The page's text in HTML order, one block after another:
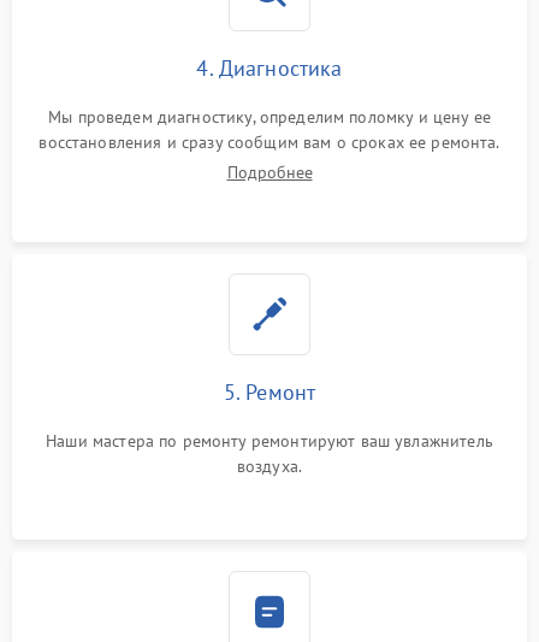
4. Диагностика
Мы проведем диагностику, определим поломку и цену ее
восстановления и сразу сообщим вам о сроках ее ремонта.
Подробнее
5. Ремонт
Наши мастера по ремонту ремонтируют ваш увлажнитель
воздуха.